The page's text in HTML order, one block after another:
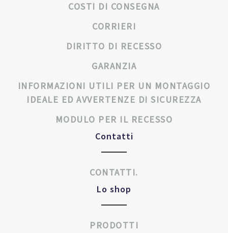
COSTI DI CONSEGNA
CORRIERI
DIRITTO DI RECESSO
GARANZIA
INFORMAZIONI UTILI PER UN MONTAGGIO
IDEALE ED AVVERTENZE DI SICUREZZA
MODULO PER IL RECESSO
Contatti
CONTATTI.
Lo shop
PRODOTTI